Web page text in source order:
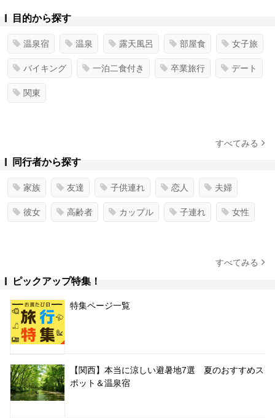
目的から探す
温泉宿 温泉 露天風呂 部屋食 女子旅
バイキング 一泊二食付き 卒業旅行 デート
関東
すべてみる
同行者から探す
家族 友達 子供連れ 恋人 夫婦
彼女 高齢者 カップル 子連れ 女性
すべてみる
ピックアップ特集！
特集ページ一覧
【関西】本当に涼しい避暑地7選 夏のおすすめス
ポット＆温泉宿